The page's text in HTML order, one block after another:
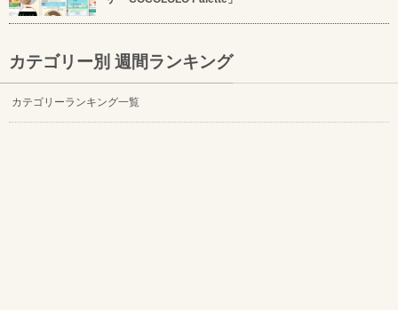
カテゴリー別 週間ランキング
カテゴリーランキング一覧